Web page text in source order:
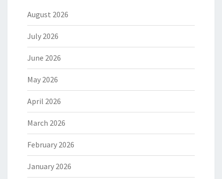
August 2026
July 2026
June 2026
May 2026
April 2026
March 2026
February 2026
January 2026